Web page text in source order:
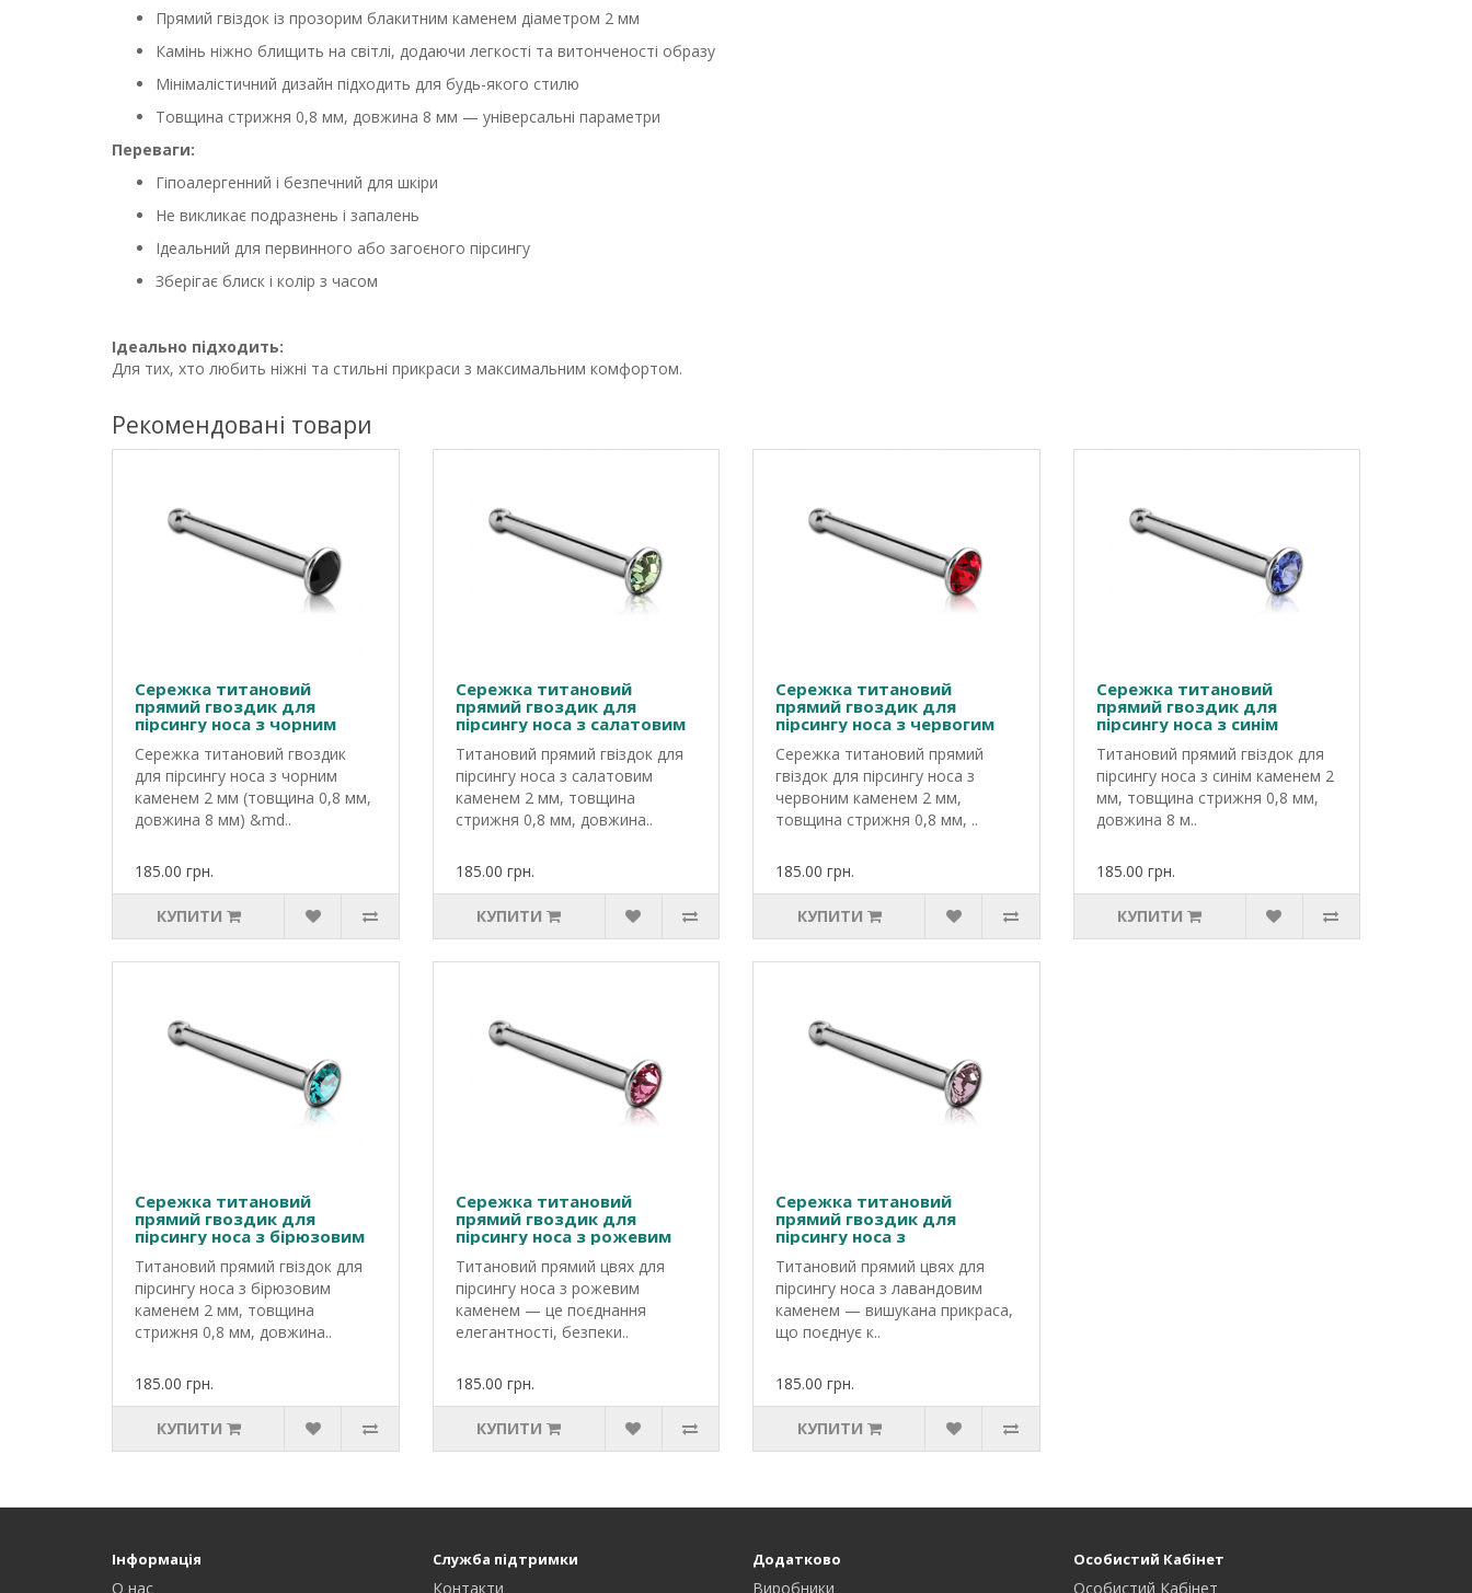
Прямий гвіздок із прозорим блакитним каменем діаметром 2 мм
Камінь ніжно блищить на світлі, додаючи легкості та витонченості образу
Мінімалістичний дизайн підходить для будь-якого стилю
Товщина стрижня 0,8 мм, довжина 8 мм — універсальні параметри
Переваги:
Гіпоалергенний і безпечний для шкіри
Не викликає подразнень і запалень
Ідеальний для первинного або загоєного пірсингу
Зберігає блиск і колір з часом
Ідеально підходить:
Для тих, хто любить ніжні та стильні прикраси з максимальним комфортом.
Рекомендовані товари
Сережка титановий
прямий гвоздик для
пірсингу носа з чорним
Сережка титановий гвоздик
для пірсингу носа з чорним
каменем 2 мм (товщина 0,8 мм,
довжина 8 мм) &md..
185.00 грн.
КУПИТИ
Сережка титановий
прямий гвоздик для
пірсингу носа з салатовим
Титановий прямий гвіздок для
пірсингу носа з салатовим
каменем 2 мм, товщина
стрижня 0,8 мм, довжина..
185.00 грн.
КУПИТИ
Сережка титановий
прямий гвоздик для
пірсингу носа з червогим
Сережка титановий прямий
гвіздок для пірсингу носа з
червоним каменем 2 мм,
товщина стрижня 0,8 мм, ..
185.00 грн.
КУПИТИ
Сережка титановий
прямий гвоздик для
пірсингу носа з синім
Титановий прямий гвіздок для
пірсингу носа з синім каменем 2
мм, товщина стрижня 0,8 мм,
довжина 8 м..
185.00 грн.
КУПИТИ
Сережка титановий
прямий гвоздик для
пірсингу носа з бірюзовим
Титановий прямий гвіздок для
пірсингу носа з бірюзовим
каменем 2 мм, товщина
стрижня 0,8 мм, довжина..
185.00 грн.
КУПИТИ
Сережка титановий
прямий гвоздик для
пірсингу носа з рожевим
Титановий прямий цвях для
пірсингу носа з рожевим
каменем — це поєднання
елегантності, безпеки..
185.00 грн.
КУПИТИ
Сережка титановий
прямий гвоздик для
пірсингу носа з
Титановий прямий цвях для
пірсингу носа з лавандовим
каменем — вишукана прикраса,
що поєднує к..
185.00 грн.
КУПИТИ
Інформація
О нас
Служба підтримки
Контакти
Додатково
Виробники
Особистий Кабінет
Особистий Кабінет